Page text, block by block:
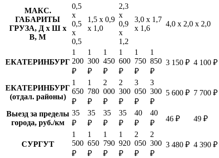
МАКС.
ГАБАРИТЫ
ГРУЗА, Д х Ш х
В, М
0,5
х
0,5
х
0,5
1,5 х 0,9
х 1,0
2,3
х
0,9
х
1,2
3,0 х 1,7
х 1,6
4,0 х 2,0 х 2,0
ЕКАТЕРИНБУРГ
1
200
₽
1
300
₽
1
450
₽
1
600
₽
1
750
₽
1
850
₽
3 150 ₽ 4 100 ₽
ЕКАТЕРИНБУРГ
(отдал. районы)
1
650
₽
1
780
₽
2
000
₽
2
300
₽
3
050
₽
3
300
₽
5 600 ₽ 7 700 ₽
Выезд за пределы
города, руб./км
35
₽
35
₽
35
₽
35
₽
40
₽
40
₽
46 ₽ 49 ₽
СУРГУТ
1
500
₽
1
650
₽
1
790
₽
1
920
₽
2
050
₽
2
300
₽
3 480 ₽ 4 390 ₽